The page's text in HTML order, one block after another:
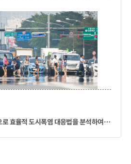
열적외선 데이터를 기반으로 효율적 도시폭염 대응법을 분석하여 도시 정책 및 온도저감 시설 수립에 활용할 데이터를 도출